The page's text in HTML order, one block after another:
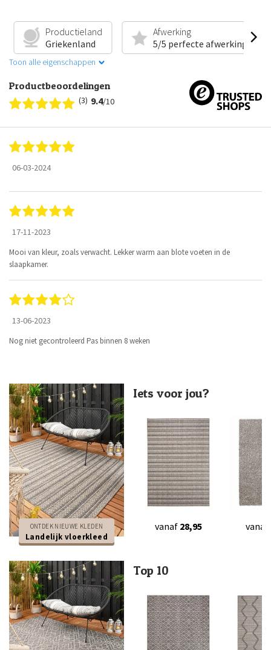
Productieland
Griekenland
Afwerking
5/5 perfecte afwerking
Toon alle eigenschappen
Productbeoordelingen
(3) 9.4/10
06-03-2024
17-11-2023
Mooi van kleur, zoals verwacht. Lekker warm aan blote voeten in de
slaapkamer.
13-06-2023
Nog niet gecontroleerd Pas binnen 8 weken
ONTDEK NIEUWE KLEDEN
Landelijk vloerkleed
Iets voor jou?
vanaf 28,95 vanaf
Top 10